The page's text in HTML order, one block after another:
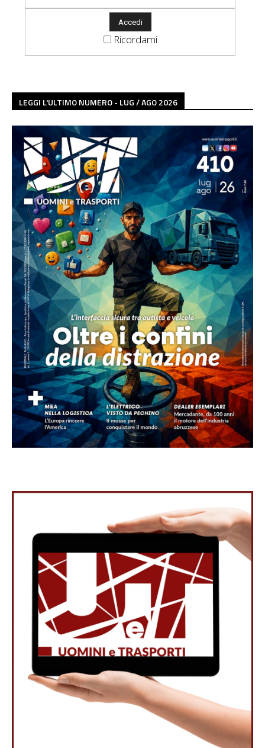
Ricordami
LEGGI L'ULTIMO NUMERO - LUG / AGO 2026